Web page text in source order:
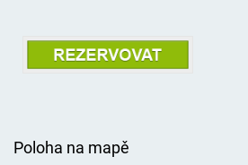
Poloha na mapě